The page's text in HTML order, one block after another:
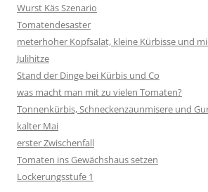
Wurst Käs Szenario
Tomatendesaster
meterhoher Kopfsalat, kleine Kürbisse und
Julihitze
Stand der Dinge bei Kürbis und Co
was macht man mit zu vielen Tomaten?
Tonnenkürbis, Schneckenzaunmisere und
kalter Mai
erster Zwischenfall
Tomaten ins Gewächshaus setzen
Lockerungsstufe 1